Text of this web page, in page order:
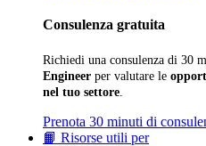
Consulenza gratuita
Richiedi una consulenza di 30
Engineer per valutare le
nel tuo settore
Prenota 30 minuti di
📙 Risorse utili per